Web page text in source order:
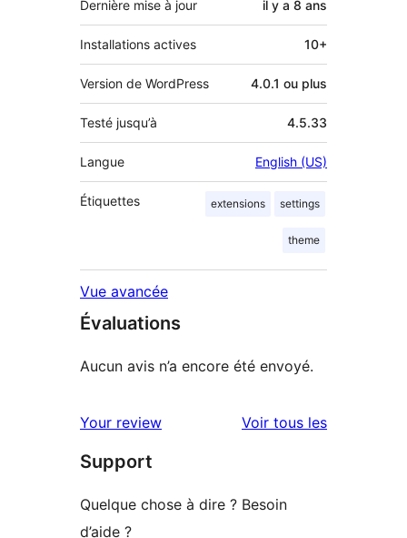
Dernière mise à jour il y a 8 ans
Installations actives 10+
Version de WordPress 4.0.1 ou plus
Testé jusqu’à 4.5.33
Langue English (US)
Étiquettes extensions settings
theme
Vue avancée
Évaluations
Aucun avis n’a encore été envoyé.
Your review Voir tous lesavis
Support
Quelque chose à dire ? Besoin
d’aide ?